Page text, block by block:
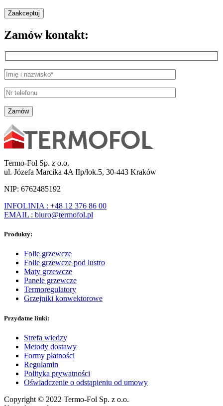
Zaakceptuj
Zamów kontakt:
Termo-Fol Sp. z o.o.
ul. Józefa Marcika 4A IIp/lok.5, 30-443 Kraków
NIP: 6762485192
INFOLINIA : +48 12 376 86 00
EMAIL : biuro@termofol.pl
Produkty:
Folie grzewcze
Folie grzewcze pod lustro
Maty grzewcze
Panele grzewcze
Termoregulatory
Grzejniki konwektorowe
Przydatne linki:
Strefa wiedzy
Metody dostawy
Formy płatności
Regulamin
Polityka prywatności
Oświadczenie o odstąpieniu od umowy
Copyright © 2022 Termo-Fol Sp. z o.o.